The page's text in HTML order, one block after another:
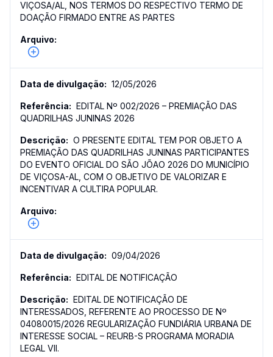
VIÇOSA/AL, NOS TERMOS DO RESPECTIVO TERMO DE
DOAÇÃO FIRMADO ENTRE AS PARTES
12/05/2026
EDITAL Nº 002/2026 – PREMIAÇÃO DAS
QUADRILHAS JUNINAS 2026
O PRESENTE EDITAL TEM POR OBJETO A
PREMIAÇÃO DAS QUADRILHAS JUNINAS PARTICIPANTES
DO EVENTO OFICIAL DO SÃO JÕAO 2026 DO MUNICÍPIO
DE VIÇOSA-AL, COM O OBJETIVO DE VALORIZAR E
INCENTIVAR A CULTIRA POPULAR.
09/04/2026
EDITAL DE NOTIFICAÇÃO
EDITAL DE NOTIFICAÇÃO DE
INTERESSADOS, REFERENTE AO PROCESSO DE Nº
04080015/2026 REGULARIZAÇÃO FUNDIÁRIA URBANA DE
INTERESSE SOCIAL – REURB-S PROGRAMA MORADIA
LEGAL VII.